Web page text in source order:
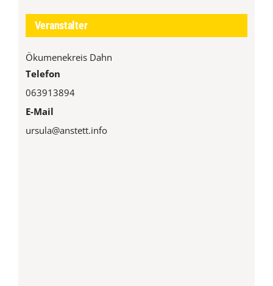
Veranstalter
Ökumenekreis Dahn
Telefon
063913894
E-Mail
ursula@anstett.info